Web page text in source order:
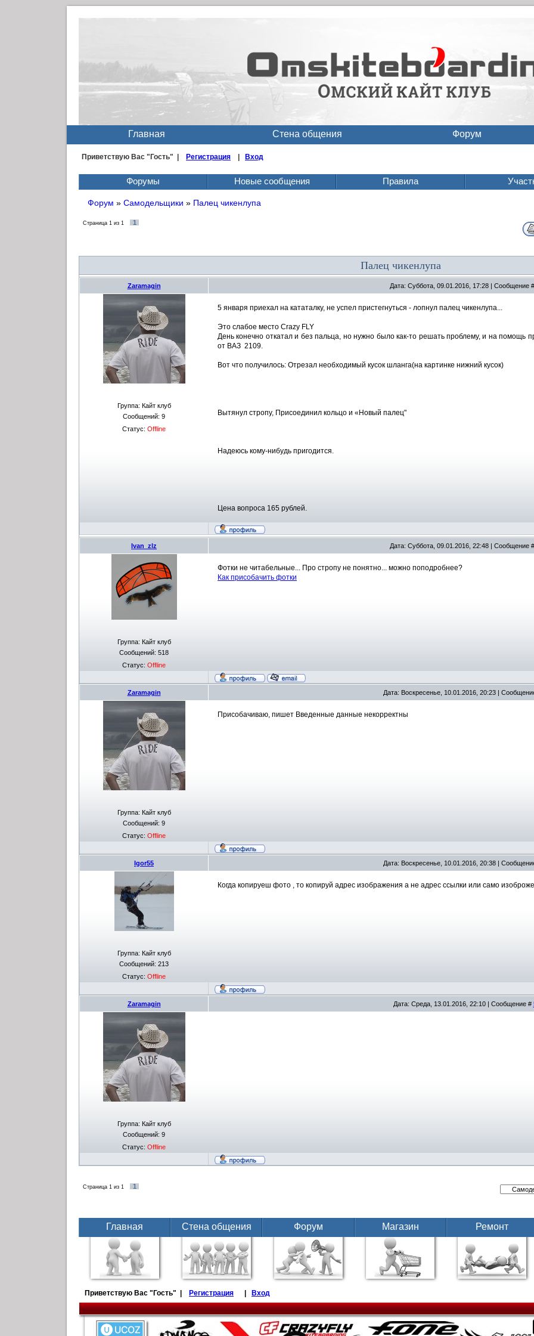
Главная Стена общения Форум
Приветствую Вас "Гость" | Регистрация Вход
Форумы Новые сообщения Правила
Форум » Самодельщики » Палец чикенлупа
Страница 1 из 1 1
Палец чикенлупа
Zaramagin Дата: Суббота, 09.01.2016, 17:28 | Сообщение #
Группа: Кайт клуб
Сообщений: 9
Статус: Offline
5 января приехал на кататалку, не успел пристегнуться - лопнул палец чикенлупа...
Это слабое место Crazy FLY
День конечно откатал и без пальца, но нужно было как-то решать проблему, и на помощь
от ВАЗ 2109.
Вот что получилось: Отрезал необходимый кусок шланга(на картинке нижний кусок)
Вытянул стропу, Присоединил кольцо и «Новый палец"
Надеюсь кому-нибудь пригодится.
Цена вопроса 165 рублей.
Ivan_zlz Дата: Суббота, 09.01.2016, 22:48 | Сообщение #
Группа: Кайт клуб
Сообщений: 518
Статус: Offline
Фотки не читабельные... Про стропу не понятно... можно поподробнее?
Как присобачить фотки
Zaramagin Дата: Воскресенье, 10.01.2016, 20:23 |
Группа: Кайт клуб
Сообщений: 9
Статус: Offline
Присобачиваю, пишет Введенные данные некорректны
Igor55 Дата: Воскресенье, 10.01.2016, 20:38 |
Группа: Кайт клуб
Сообщений: 213
Статус: Offline
Когда копируеш фото , то копируй адрес изображения а не адрес ссылки или само
Zaramagin Дата: Среда, 13.01.2016, 22:10 | Сообщение #
Группа: Кайт клуб
Сообщений: 9
Статус: Offline
Страница 1 из 1 1
Главная Стена общения Форум Магазин Ремонт
Приветствую Вас "Гость" | Регистрация Вход